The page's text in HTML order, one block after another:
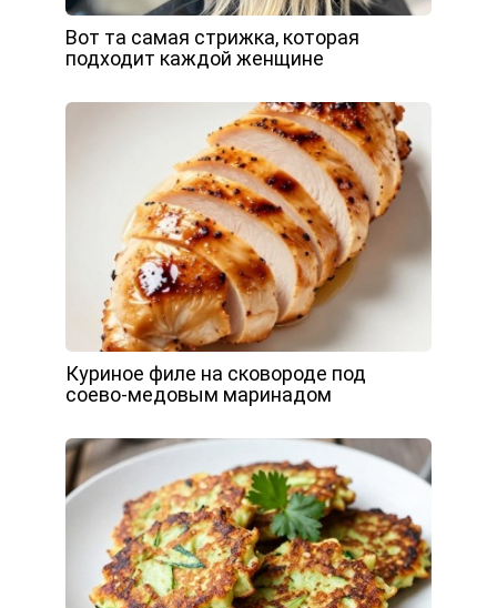
Вот та самая стрижка, которая
подходит каждой женщине
Куриное филе на сковороде под
соево-медовым маринадом